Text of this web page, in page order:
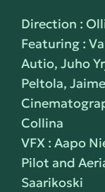
Direction :
Featuring :
Autio, Juho
Peltola,
Collina
VFX : Aapo
Pilot and
Saarikoski